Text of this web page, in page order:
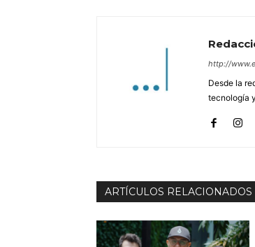
http://
Desde la
tecnología
ARTÍCULOS RELACIONADOS